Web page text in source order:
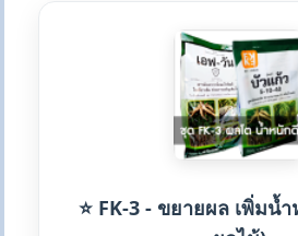
⭐ FK-3 - ขยายผล เพิ่มน้